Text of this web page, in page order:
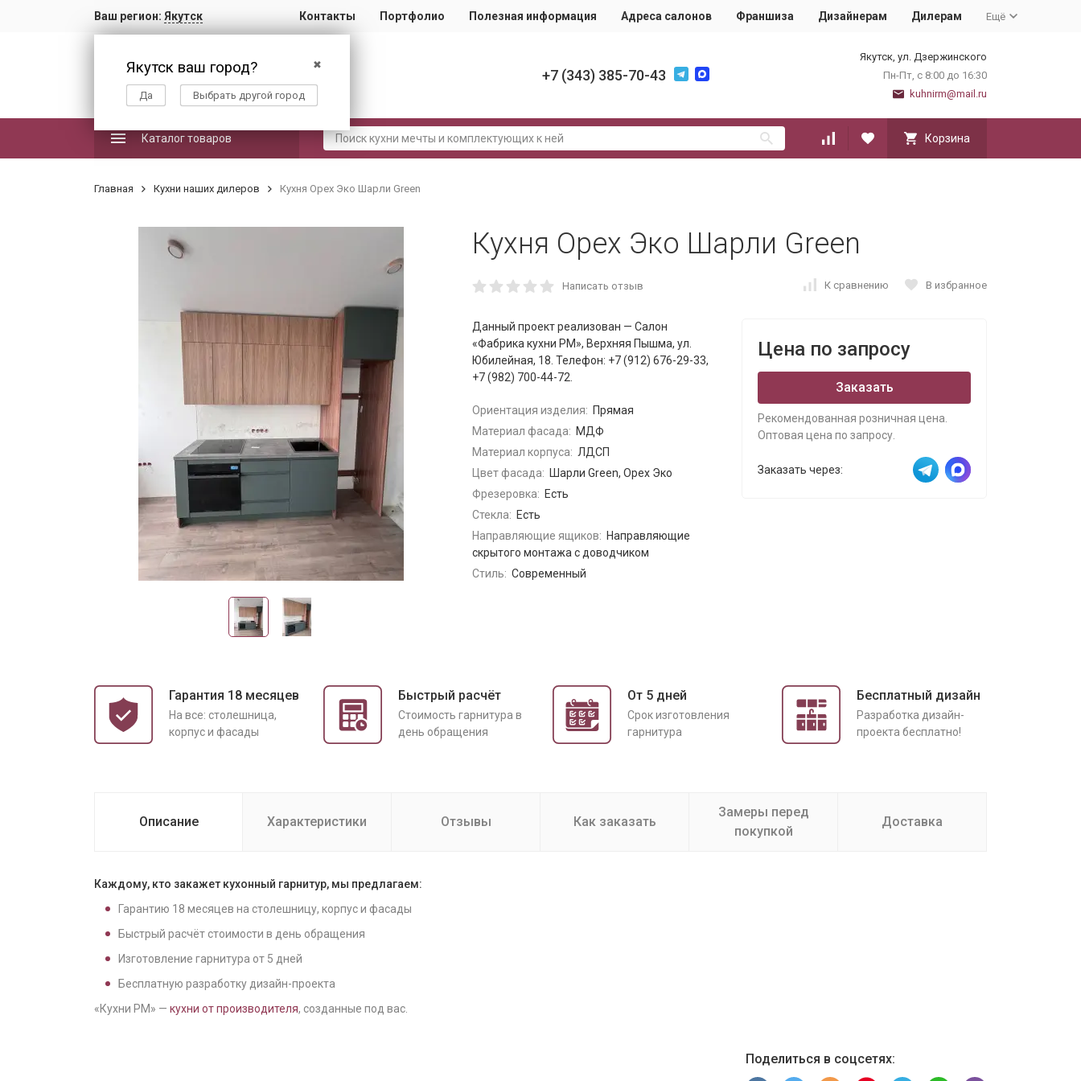
Ваш регион: Якутск
✖
Якутск ваш город?
Да Выбрать другой город
Контакты Портфолио Полезная информация Адреса салонов Франшиза Дизайнерам Дилерам Ещё
+7 (343) 385-70-43
Якутск, ул. Дзержинского
Пн-Пт, с 8:00 до 16:30
kuhnirm@mail.ru
Каталог товаров Корзина
Главная Кухни наших дилеров Кухня Орех Эко Шарли Green
Кухня Орех Эко Шарли Green
Написать отзыв К сравнению В избранное
Данный проект реализован — Салон
«Фабрика кухни РМ», Верхняя Пышма, ул.
Юбилейная, 18. Телефон: +7 (912) 676-29-33,
+7 (982) 700-44-72.
Ориентация изделия: Прямая
Материал фасада: МДФ
Материал корпуса: ЛДСП
Цвет фасада: Шарли Green, Орех Эко
Фрезеровка: Есть
Стекла: Есть
Направляющие ящиков: Направляющие
скрытого монтажа с доводчиком
Стиль: Современный
Цена по запросу
Заказать
Рекомендованная розничная цена.
Оптовая цена по запросу.
Заказать через:
Гарантия 18 месяцев
На все: столешница,
корпус и фасады
Быстрый расчёт
Cтоимость гарнитура в
день обращения
От 5 дней
Срок изготовления
гарнитура
Бесплатный дизайн
Разработка дизайн-
проекта бесплатно!
Описание Характеристики Отзывы Как заказать
Замеры перед
покупкой
Доставка
Каждому, кто закажет кухонный гарнитур, мы предлагаем:
Гарантию 18 месяцев на столешницу, корпус и фасады
Быстрый расчёт стоимости в день обращения
Изготовление гарнитура от 5 дней
Бесплатную разработку дизайн-проекта
«Кухни РМ» — кухни от производителя, созданные под вас.
Поделиться в соцсетях: